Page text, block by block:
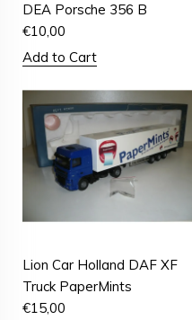
DEA Porsche 356 B
€10,00
Add to Cart
Lion Car Holland DAF XF
Truck PaperMints
€15,00